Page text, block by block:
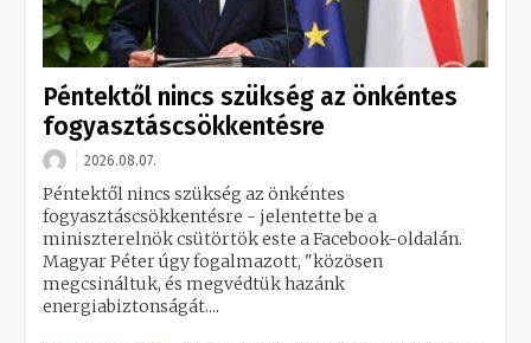
Péntektől nincs szükség az önkéntes
fogyasztáscsökkentésre
2026.08.07.
Péntektől nincs szükség az önkéntes
fogyasztáscsökkentésre - jelentette be a
miniszterelnök csütörtök este a Facebook-oldalán.
Magyar Péter úgy fogalmazott, "közösen
megcsináltuk, és megvédtük hazánk
energiabiztonságát....